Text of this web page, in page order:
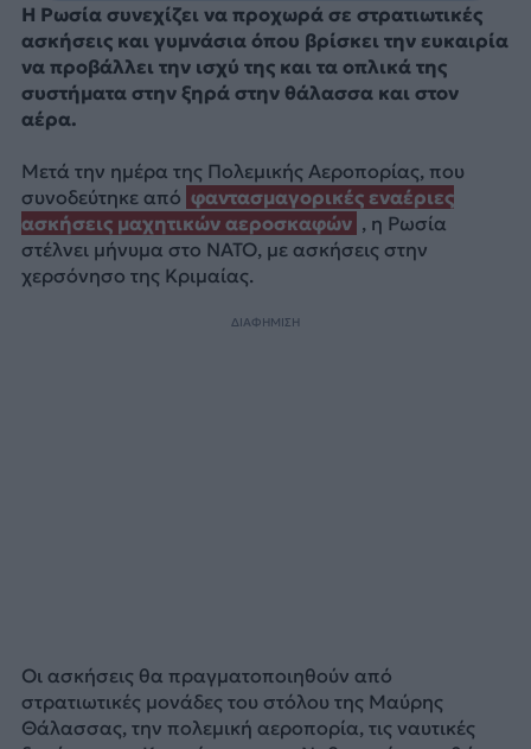
Η Ρωσία συνεχίζει να προχωρά σε στρατιωτικές
ασκήσεις και γυμνάσια όπου βρίσκει την ευκαιρία
να προβάλλει την ισχύ της και τα οπλικά της
συστήματα στην ξηρά στην θάλασσα και στον
αέρα.
Μετά την ημέρα της Πολεμικής Αεροπορίας, που
συνοδεύτηκε από φαντασμαγορικές εναέριες
ασκήσεις μαχητικών αεροσκαφών , η Ρωσία
στέλνει μήνυμα στο NATO, με ασκήσεις στην
χερσόνησο της Κριμαίας.
ΔΙΑΦΗΜΙΣΗ
Οι ασκήσεις θα πραγματοποιηθούν από
στρατιωτικές μονάδες του στόλου της Μαύρης
Θάλασσας, την πολεμική αεροπορία, τις ναυτικές